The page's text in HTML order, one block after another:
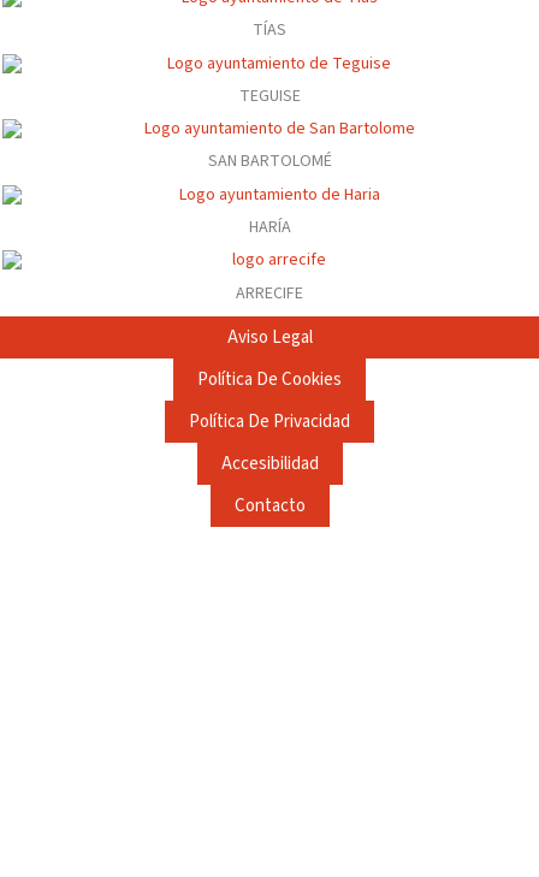
TÍAS
TEGUISE
SAN BARTOLOMÉ
HARÍA
ARRECIFE
Aviso Legal
Política De Cookies
Política De Privacidad
Accesibilidad
Contacto